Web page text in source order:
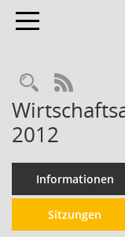
Toggle navigation
RSS-
2012
Informationen
Sitzungen